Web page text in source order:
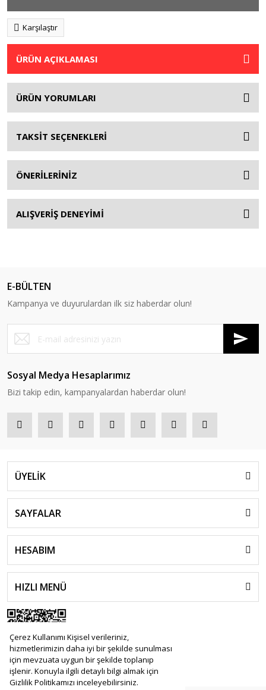
Çerez Kullanımı Kişisel verileriniz,
hizmetlerimizin daha iyi bir şekilde sunulması
için mevzuata uygun bir şekilde toplanıp
işlenir. Konuyla ilgili detaylı bilgi almak için
Gizlilik Politikamızı inceleyebilirsiniz.
Karşılaştır
ÜRÜN AÇIKLAMASI
ÜRÜN YORUMLARI
TAKSİT SEÇENEKLERİ
ÖNERİLERİNİZ
ALIŞVERİŞ DENEYİMİ
E-BÜLTEN
Kampanya ve duyurulardan ilk siz haberdar olun!
Sosyal Medya Hesaplarımız
Bizi takip edin, kampanyalardan haberdar olun!
ÜYELİK
SAYFALAR
HESABIM
HIZLI MENÜ